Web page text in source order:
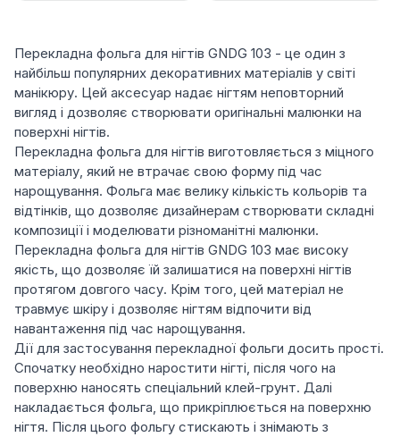
Перекладна фольга для нігтів GNDG 103 - це один з
найбільш популярних декоративних матеріалів у світі
манікюру. Цей аксесуар надає нігтям неповторний
вигляд і дозволяє створювати оригінальні малюнки на
поверхні нігтів.
Перекладна фольга для нігтів виготовляється з міцного
матеріалу, який не втрачає свою форму під час
нарощування. Фольга має велику кількість кольорів та
відтінків, що дозволяє дизайнерам створювати складні
композиції і моделювати різноманітні малюнки.
Перекладна фольга для нігтів GNDG 103 має високу
якість, що дозволяє їй залишатися на поверхні нігтів
протягом довгого часу. Крім того, цей матеріал не
травмує шкіру і дозволяє нігтям відпочити від
навантаження під час нарощування.
Дії для застосування перекладної фольги досить прості.
Спочатку необхідно наростити нігті, після чого на
поверхню наносять спеціальний клей-грунт. Далі
накладається фольга, що прикріплюється на поверхню
нігтя. Після цього фольгу стискають і знімають з